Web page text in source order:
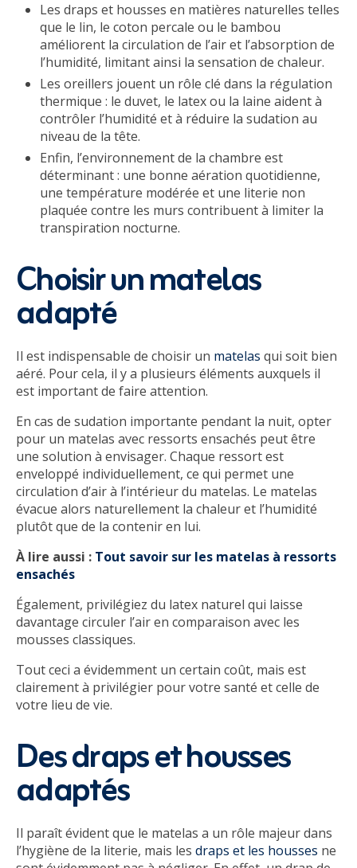
Les draps et housses en matières naturelles telles
que le lin, le coton percale ou le bambou
améliorent la circulation de l’air et l’absorption de
l’humidité, limitant ainsi la sensation de chaleur.
Les oreillers jouent un rôle clé dans la régulation
thermique : le duvet, le latex ou la laine aident à
contrôler l’humidité et à réduire la sudation au
niveau de la tête.
Enfin, l’environnement de la chambre est
déterminant : une bonne aération quotidienne,
une température modérée et une literie non
plaquée contre les murs contribuent à limiter la
transpiration nocturne.
Choisir un matelas
adapté
Il est indispensable de choisir un matelas qui soit bien
aéré. Pour cela, il y a plusieurs éléments auxquels il
est important de faire attention.
En cas de sudation importante pendant la nuit, opter
pour un matelas avec ressorts ensachés peut être
une solution à envisager. Chaque ressort est
enveloppé individuellement, ce qui permet une
circulation d’air à l’intérieur du matelas. Le matelas
évacue alors naturellement la chaleur et l’humidité
plutôt que de la contenir en lui.
À lire aussi : Tout savoir sur les matelas à ressorts
ensachés
Également, privilégiez du latex naturel qui laisse
davantage circuler l’air en comparaison avec les
mousses classiques.
Tout ceci a évidemment un certain coût, mais est
clairement à privilégier pour votre santé et celle de
votre lieu de vie.
Des draps et housses
adaptés
Il paraît évident que le matelas a un rôle majeur dans
l’hygiène de la literie, mais les draps et les housses ne